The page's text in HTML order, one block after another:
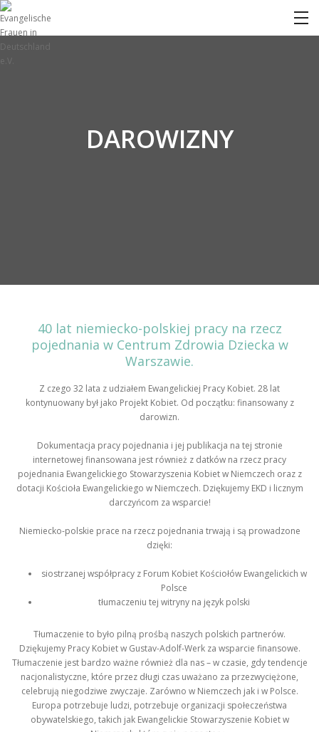
DAROWIZNY
40 lat niemiecko-polskiej pracy na rzecz
pojednania w Centrum Zdrowia Dziecka w
Warszawie.
Z czego 32 lata z udziałem Ewangelickiej Pracy Kobiet. 28 lat
kontynuowany był jako Projekt Kobiet. Od początku: finansowany z
darowizn.
Dokumentacja pracy pojednania i jej publikacja na tej stronie
internetowej finansowana jest również z datków na rzecz pracy
pojednania Ewangelickiego Stowarzyszenia Kobiet w Niemczech oraz z
dotacji Kościoła Ewangelickiego w Niemczech. Dziękujemy EKD i licznym
darczyńcom za wsparcie!
Niemiecko-polskie prace na rzecz pojednania trwają i są prowadzone
dzięki:
siostrzanej współpracy z Forum Kobiet Kościołów Ewangelickich w
Polsce
tłumaczeniu tej witryny na język polski
Tłumaczenie to było pilną prośbą naszych polskich partnerów.
Dziękujemy Pracy Kobiet w Gustav-Adolf-Werk za wsparcie finansowe.
Tłumaczenie jest bardzo ważne również dla nas – w czasie, gdy tendencje
nacjonalistyczne, które przez długi czas uważano za przezwyciężone,
celebrują niegodziwe zwyczaje. Zarówno w Niemczech jak i w Polsce.
Europa potrzebuje ludzi, potrzebuje organizacji społeczeństwa
obywatelskiego, takich jak Ewangelickie Stowarzyszenie Kobiet w